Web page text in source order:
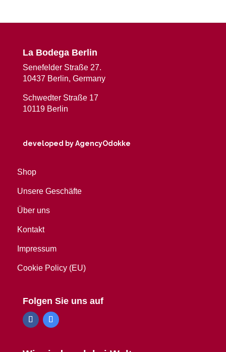
La Bodega Berlin
Senefelder Straße 27.
10437 Berlin, Germany
Schwedter Straße 17
10119 Berlin
developed by AgencyOdokke
Shop
Unsere Geschäfte
Über uns
Kontakt
Impressum
Cookie Policy (EU)
Folgen Sie uns auf